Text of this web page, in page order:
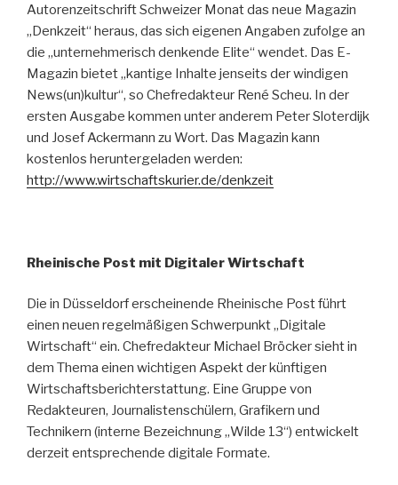
Autorenzeitschrift Schweizer Monat das neue Magazin
„Denkzeit“ heraus, das sich eigenen Angaben zufolge an
die „unternehmerisch denkende Elite“ wendet. Das E-
Magazin bietet „kantige Inhalte jenseits der windigen
News(un)kultur“, so Chefredakteur René Scheu. In der
ersten Ausgabe kommen unter anderem Peter Sloterdijk
und Josef Ackermann zu Wort. Das Magazin kann
kostenlos heruntergeladen werden:
http://www.wirtschaftskurier.de/denkzeit
Rheinische Post mit Digitaler Wirtschaft
Die in Düsseldorf erscheinende Rheinische Post führt
einen neuen regelmäßigen Schwerpunkt „Digitale
Wirtschaft“ ein. Chefredakteur Michael Bröcker sieht in
dem Thema einen wichtigen Aspekt der künftigen
Wirtschaftsberichterstattung. Eine Gruppe von
Redakteuren, Journalistenschülern, Grafikern und
Technikern (interne Bezeichnung „Wilde 13“) entwickelt
derzeit entsprechende digitale Formate.